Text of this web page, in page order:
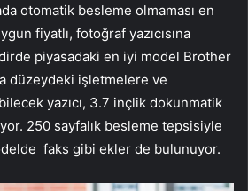
otomatik besleme olmaması en
fiyatlı, fotoğraf yazıcısına
piyasadaki en iyi model Brother
düzeydeki işletmelere ve
yazıcı, 3.7 inçlik dokunmatik
250 sayfalık besleme tepsisiyle
faks gibi ekler de bulunuyor.